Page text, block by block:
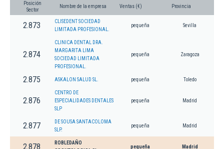
Posición
Sector
Nombre de la empresa Ventas (€) Provincia
2.873
CLISEDENT SOCIEDAD
LIMITADA PROFESIONAL.
pequeña Sevilla
2.874
CLINICA DENTAL DRA.
MARGARITA LIMA
SOCIEDAD LIMITADA
PROFESIONAL.
pequeña Zaragoza
2.875 ASKALON SALUD SL. pequeña Toledo
2.876
CENTRO DE
ESPECIALIDADES DENTALES
SLP
pequeña Madrid
2.877
DE SOUSA SANTACOLOMA
SLP.
pequeña Madrid
2.878
ROBLEDAÑO
pequeña Madrid